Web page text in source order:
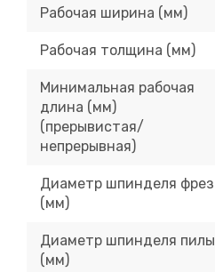
Рабочая ширина (мм)
Рабочая толщина (мм)
Минимальная рабочая
длина (мм)
(прерывистая/
непрерывная)
Диаметр шпинделя фрез
(мм)
Диаметр шпинделя пилы
(мм)